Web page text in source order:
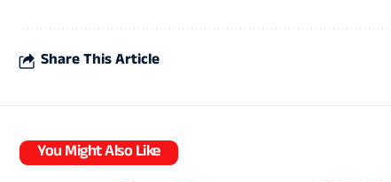
Share This Article
You Might Also Like